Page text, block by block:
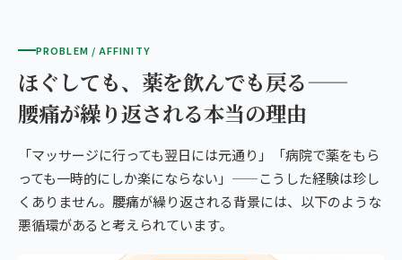
PROBLEM / AFFINITY
ほぐしても、薬を飲んでも戻る——
腰痛が繰り返される本当の理由
「マッサージに行っても翌日には元通り」「病院で薬をもら
っても一時的にしか楽にならない」——こうした経験は珍し
くありません。腰痛が繰り返される背景には、以下のような
悪循環があると考えられています。